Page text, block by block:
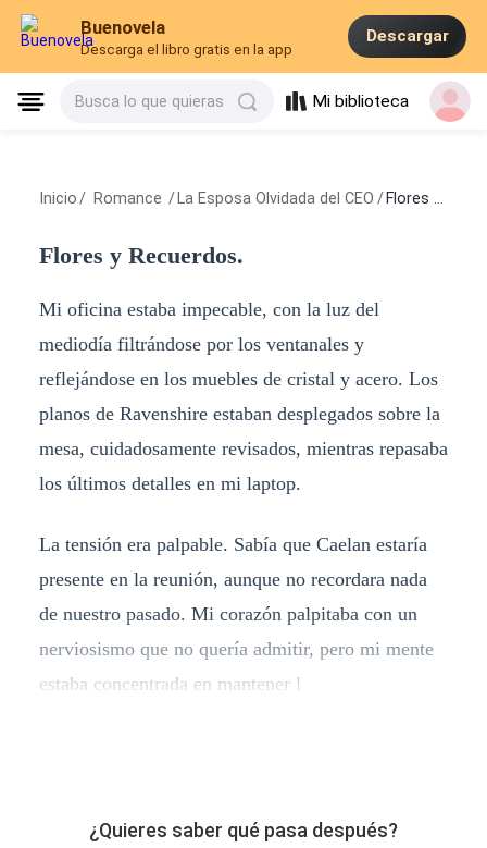
Buenovela
Descarga el libro gratis en la app
Descargar
Busca lo que quieras Mi biblioteca
Inicio / Romance / La Esposa Olvidada del CEO / Flores y Recuerdos.
Flores y Recuerdos.
Mi oficina estaba impecable, con la luz del
mediodía filtrándose por los ventanales y
reflejándose en los muebles de cristal y acero. Los
planos de Ravenshire estaban desplegados sobre la
mesa, cuidadosamente revisados, mientras repasaba
los últimos detalles en mi laptop.
La tensión era palpable. Sabía que Caelan estaría
presente en la reunión, aunque no recordara nada
de nuestro pasado. Mi corazón palpitaba con un
nerviosismo que no quería admitir, pero mi mente
estaba concentrada en mantener l
¿Quieres saber qué pasa después?